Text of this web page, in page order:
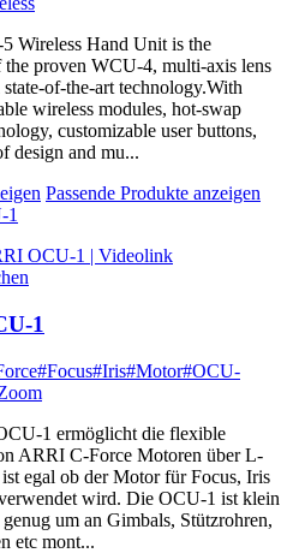
Wireless Hand Unit is the
the proven WCU-4, multi-axis lens
of-the-art technology.With
wireless modules, hot-swap
customizable user buttons,
design and mu...
Passende Produkte anzeigen
1
1
#Focus#Iris#Motor#OCU-
1 ermöglicht die flexible
ARRI C-Force Motoren über L-
egal ob der Motor für Focus, Iris
wird. Die OCU-1 ist klein
um an Gimbals, Stützrohren,
etc mont...